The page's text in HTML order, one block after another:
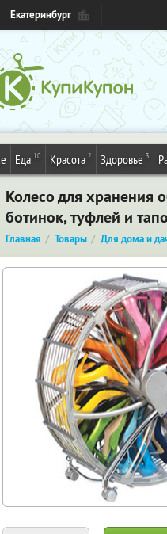
Екатеринбург
Еда 10 Красота 2 Здоровье 3
Колесо для хранения
ботинок, туфлей и
Главная Товары Для дома и